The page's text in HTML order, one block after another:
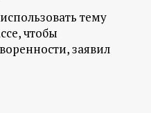
тему
чтобы
заявил